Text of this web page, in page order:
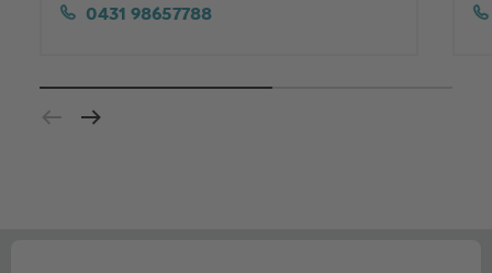
0431 98657788